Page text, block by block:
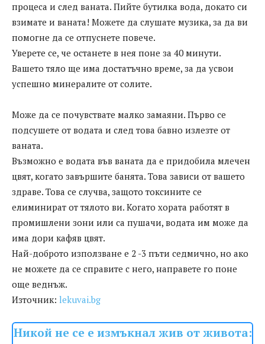
процеса и след ваната. Пийте бутилка вода, докато си
взимате и ваната! Можете да слушате музика, за да ви
помогне да се отпуснете повече.
Уверете се, че останете в нея поне за 40 минути.
Вашето тяло ще има достатъчно време, за да усвои
успешно минералите от солите.
Може да се почувствате малко замаяни. Първо се
подсушете от водата и след това бавно излезте от
ваната.
Възможно е водата във ваната да е придобила млечен
цвят, когато завършите банята. Това зависи от вашето
здраве. Това се случва, защото токсините се
елиминират от тялото ви. Когато хората работят в
промишлени зони или са пушачи, водата им може да
има дори кафяв цвят.
Най-доброто използване е 2 -3 пъти седмично, но ако
не можете да се справите с него, направете го поне
още веднъж.
Източник: lekuvai.bg
Никой не се е измъкнал жив от живота: